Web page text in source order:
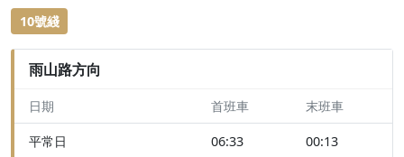
10號綫
雨山路方向
日期 首班車 末班車
平常日 06:33 00:13